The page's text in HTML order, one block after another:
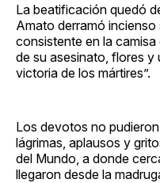
La beatificación quedó
Amato derramó incienso
consistente en la
de su asesinato, flores y
victoria de los mártires”.
Los devotos no
lágrimas, aplausos y
del Mundo, a donde
llegaron desde la